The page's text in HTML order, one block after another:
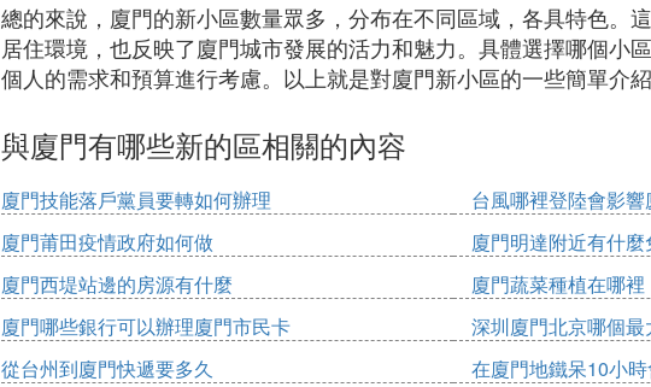
總的來說，廈門的新小區數量眾多，分布在不同區域，各具特色。
居住環境，也反映了廈門城市發展的活力和魅力。具體選擇哪個小
個人的需求和預算進行考慮。以上就是對廈門新小區的一些簡單介紹
與廈門有哪些新的區相關的內容
廈門技能落戶黨員要轉如何辦理
台風哪裡登陸會影
廈門莆田疫情政府如何做
廈門明達附近有什
廈門西堤站邊的房源有什麼
廈門蔬菜種植在哪裡
廈門哪些銀行可以辦理廈門市民卡
深圳廈門北京哪個最
從台州到廈門快遞要多久
在廈門地鐵呆10小